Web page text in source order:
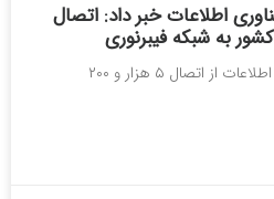
اطلاعات خبر داد: اتصال
به شبکه فیبرنوری
معاون وزیر ارتباطات و فناوری اطلاعات از اتصال ۵ هزار و ۲۰۰